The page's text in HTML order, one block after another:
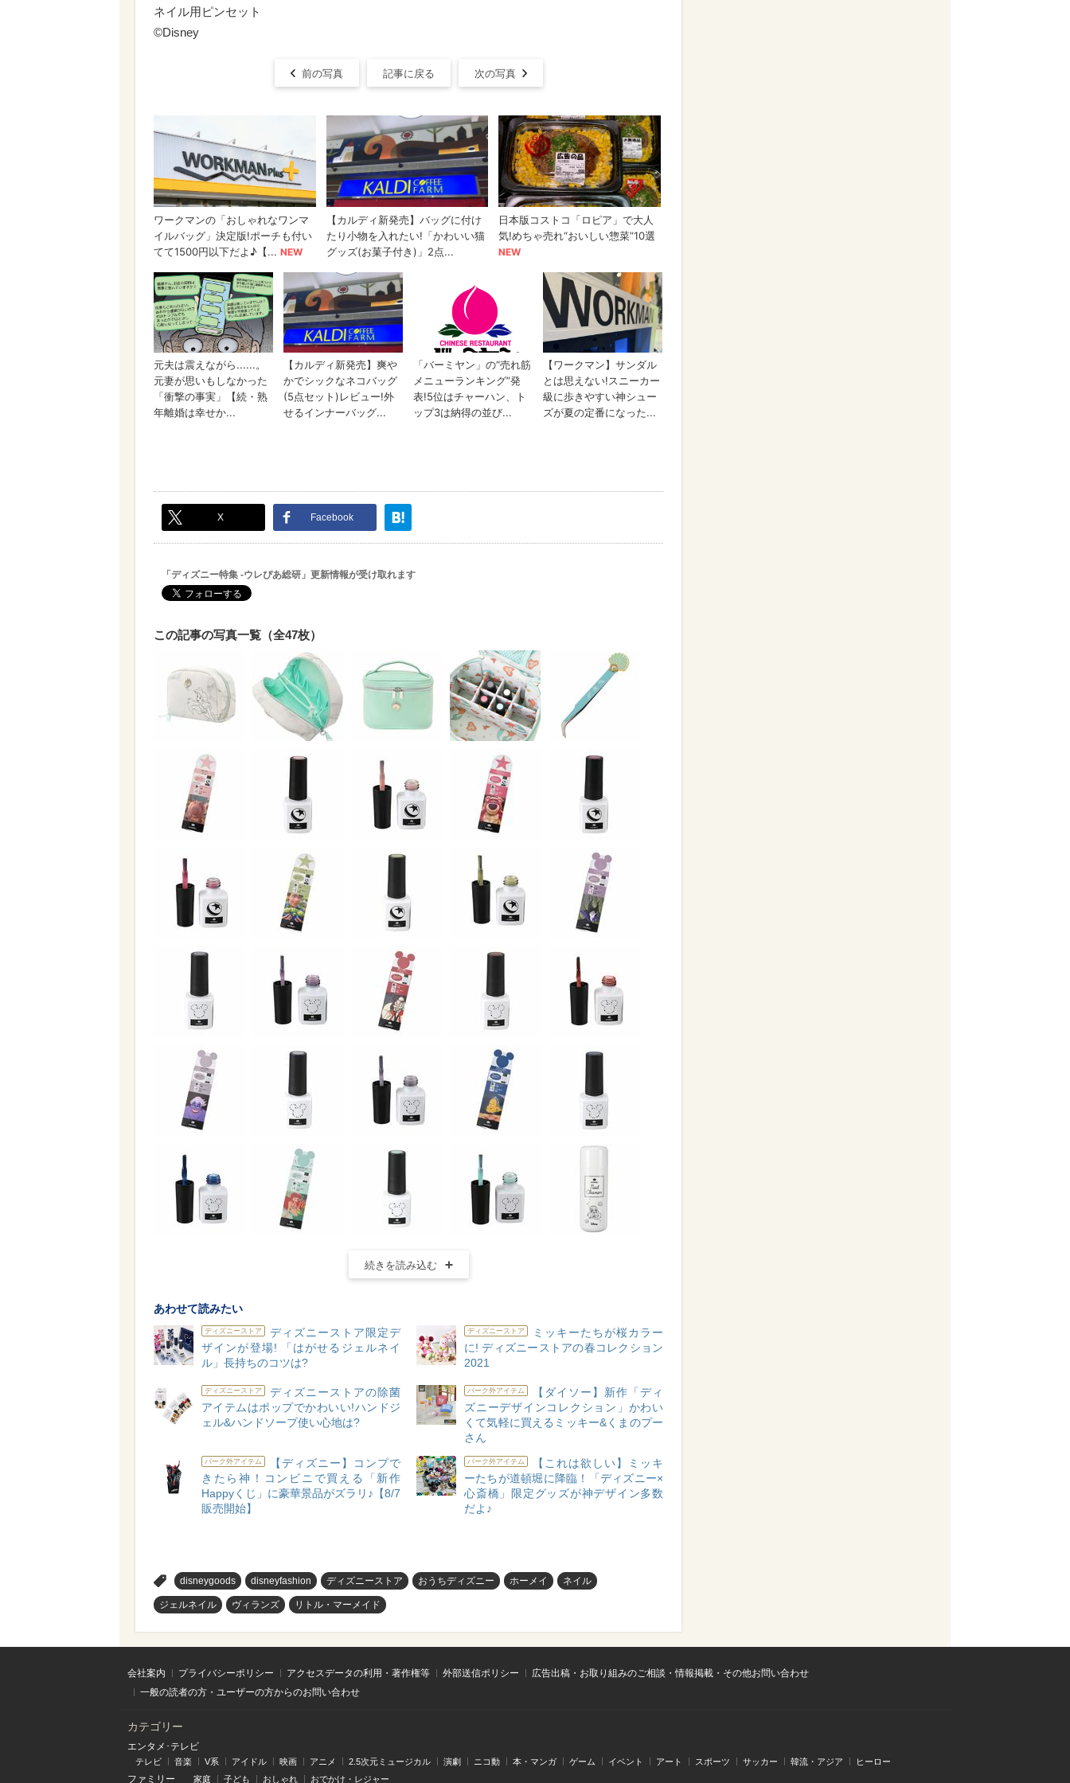
ネイル用ピンセット
©Disney
前の写真 記事に戻る 次の写真
X Facebook
「ディズニー特集 -ウレぴあ総研」更新情報が受け取れます
この記事の写真一覧（全47枚）
続きを読み込む
あわせて読みたい
ディズニーストア
ディズニーストア限定デ
ザインが登場! 「はがせるジェルネイ
ル」長持ちのコツは?
ディズニーストア
ミッキーたちが桜カラー
に! ディズニーストアの春コレクション
2021
ディズニーストア
ディズニーストアの除菌
アイテムはポップでかわいい!ハンドジ
ェル&ハンドソープ使い心地は?
パーク外アイテム
【ダイソー】新作「ディ
ズニーデザインコレクション」かわい
くて気軽に買えるミッキー&くまのプー
さん
パーク外アイテム
【ディズニー】コンプで
きたら神！コンビニで買える「新作
Happyくじ」に豪華景品がズラリ♪【8/7
販売開始】
パーク外アイテム
【これは欲しい】ミッキ
ーたちが道頓堀に降臨！「ディズニー×
心斎橋」限定グッズが神デザイン多数
だよ♪
disneygoods disneyfashion ディズニーストア おうちディズニー ホーメイ ネイル
ジェルネイル ヴィランズ リトル・マーメイド
会社案内 プライバシーポリシー アクセスデータの利用・著作権等 外部送信ポリシー
広告出稿・お取り組みのご相談・情報掲載・その他お問い合わせ
一般の読者の方・ユーザーの方からのお問い合わせ
カテゴリー
エンタメ･テレビ
テレビ 音楽 V系 アイドル 映画 アニメ 2.5次元ミュージカル 演劇 ニコ動 本・マンガ ゲーム イベント アート スポーツ サッカー 韓流・アジア ヒーロー
ファミリー 家庭 子ども おしゃれ おでかけ・レジャー